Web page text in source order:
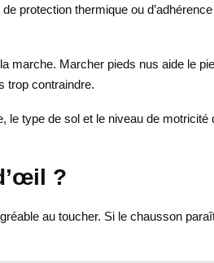
protection thermique ou
marche. Marcher pieds nus aide le
trop contraindre.
le type de sol et le niveau de motricité
?
au toucher. Si le chausson